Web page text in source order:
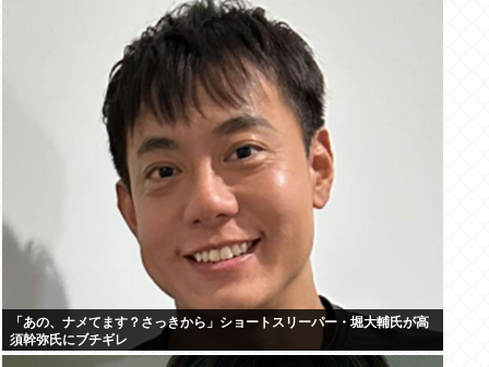
「あの、ナメてます？さっきから」ショートスリーパー・堀大輔氏が高
須幹弥氏にブチギレ